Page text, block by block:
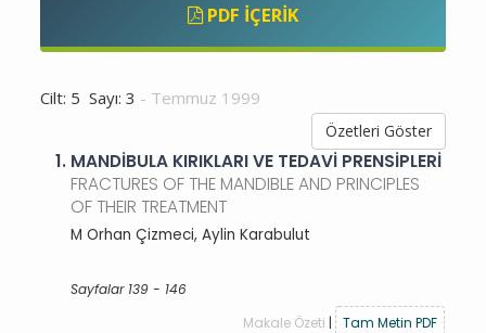
PDF İÇERIK
Cilt: 5 Sayı: 3 - Temmuz 1999
Özetleri Göster
1. MANDİBULA KIRIKLARI VE TEDAVİ PRENSİPLERİ
FRACTURES OF THE MANDIBLE AND PRINCIPLES
OF THEIR TREATMENT
M Orhan Çizmeci, Aylin Karabulut
Sayfalar 139 - 146
Makale Özeti | Tam Metin PDF